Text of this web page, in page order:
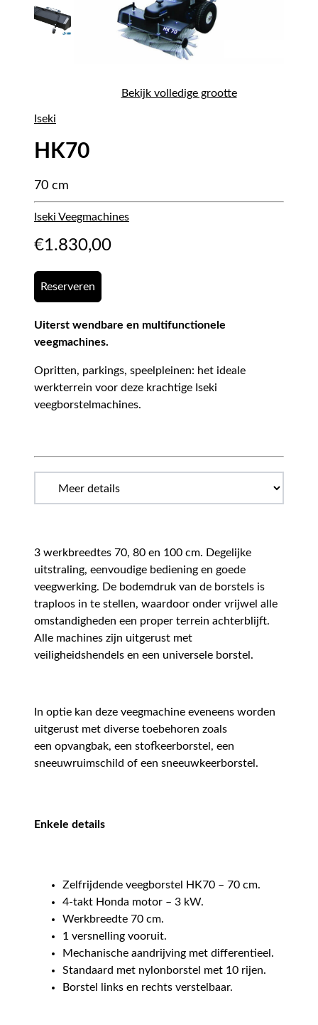
Bekijk volledige grootte
Iseki
HK70
70 cm
Iseki Veegmachines
€1.830,00
Reserveren
Uiterst wendbare en multifunctionele
veegmachines.
Opritten, parkings, speelpleinen: het ideale
werkterrein voor deze krachtige Iseki
veegborstelmachines.
3 werkbreedtes 70, 80 en 100 cm. Degelijke
uitstraling, eenvoudige bediening en goede
veegwerking. De bodemdruk van de borstels is
traploos in te stellen, waardoor onder vrijwel alle
omstandigheden een proper terrein achterblijft.
Alle machines zijn uitgerust met
veiligheidshendels en een universele borstel.
In optie kan deze veegmachine eveneens worden
uitgerust met diverse toebehoren zoals
een opvangbak, een stofkeerborstel, een
sneeuwruimschild of een sneeuwkeerborstel.
Enkele details
Zelfrijdende veegborstel HK70 – 70 cm.
4-takt Honda motor – 3 kW.
Werkbreedte 70 cm.
1 versnelling vooruit.
Mechanische aandrijving met differentieel.
Standaard met nylonborstel met 10 rijen.
Borstel links en rechts verstelbaar.